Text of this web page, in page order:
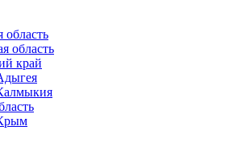
область
область
край